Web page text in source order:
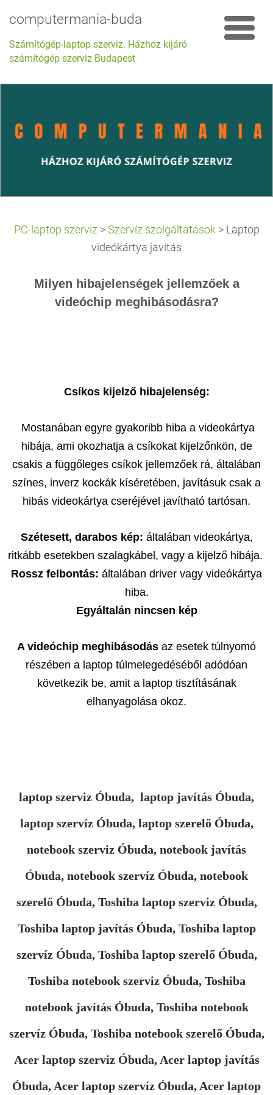
computermania-buda
Számítógép-laptop szerviz. Házhoz kijáró
számítógép szerviz Budapest
PC-laptop szerviz > Szervíz szolgáltatások > Laptop
videókártya javítás
Milyen hibajelenségek jellemzőek a
videóchip meghibásodásra?
Csíkos kijelző hibajelenség:
Mostanában egyre gyakoribb hiba a videokártya
hibája, ami okozhatja a csíkokat kijelzőnkön, de
csakis a függőleges csíkok jellemzőek rá, általában
színes, inverz kockák kíséretében, javításuk csak a
hibás videokártya cseréjével javítható tartósan.
Szétesett, darabos kép: általában videokártya,
ritkább esetekben szalagkábel, vagy a kijelző hibája.
Rossz felbontás: általában driver vagy videókártya
hiba.
Egyáltalán nincsen kép
A videóchip meghibásodás az esetek túlnyomó
részében a laptop túlmelegedéséből adódóan
következik be, amit a laptop tisztításának
elhanyagolása okoz.
laptop szerviz Óbuda, laptop javítás Óbuda,
laptop szervíz Óbuda, laptop szerelő Óbuda,
notebook szerviz Óbuda, notebook javítás
Óbuda, notebook szervíz Óbuda, notebook
szerelő Óbuda, Toshiba laptop szerviz Óbuda,
Toshiba laptop javítás Óbuda, Toshiba laptop
szervíz Óbuda, Toshiba laptop szerelő Óbuda,
Toshiba notebook szerviz Óbuda, Toshiba
notebook javítás Óbuda, Toshiba notebook
szervíz Óbuda, Toshiba notebook szerelő Óbuda,
Acer laptop szerviz Óbuda, Acer laptop javítás
Óbuda, Acer laptop szervíz Óbuda, Acer laptop